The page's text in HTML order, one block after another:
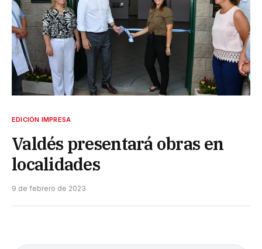
EDICIÓN IMPRESA
Valdés presentará obras en
localidades
9 de febrero de 2023